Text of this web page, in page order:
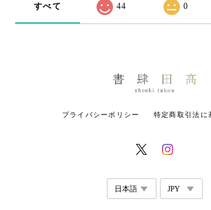
すべて 44 0
プライバシーポリシー 特定商取引法に